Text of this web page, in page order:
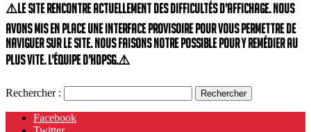
⚠️Le site rencontre actuellement des difficultés d’affichage. Nous
avons mis en place une interface provisoire pour vous permettre de
naviguer sur le site. Nous faisons notre possible pour y remédier au
plus vite. L’équipe d’HdPSG.⚠️
Rechercher :
Facebook